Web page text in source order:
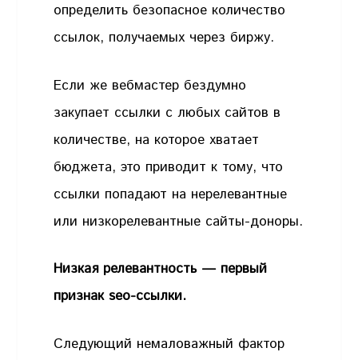
определить безопасное количество
ссылок, получаемых через биржу.
Если же вебмастер бездумно
закупает ссылки с любых сайтов в
количестве, на которое хватает
бюджета, это приводит к тому, что
ссылки попадают на нерелевантные
или низкорелевантные сайты-доноры.
Низкая релевантность — первый
признак seo-ссылки.
Следующий немаловажный фактор